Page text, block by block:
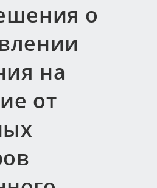
о
на
от